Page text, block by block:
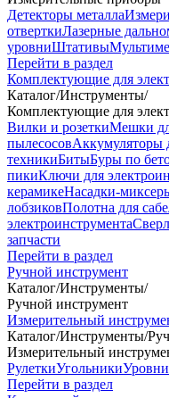
Детекторы металла
отверткиЛазерные
уровниШтативы
Перейти в раздел
Комплектующие для
Каталог/Инструменты/
Комплектующие для
Вилки и розеткиМешки
пылесосовАккумуляторы
техникиБитыБуры по
пикиКлючи для
керамикеНасадки-
лобзиковПолотна для
электроинструмента
запчасти
Перейти в раздел
Ручной инструмент
Каталог/Инструменты/
Ручной инструмент
Измерительный
Каталог/Инструменты/
Измерительный
РулеткиУгольникиУровни
Перейти в раздел